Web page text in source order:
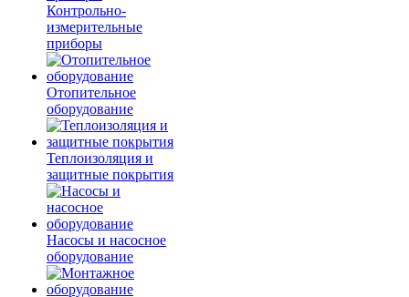
Контрольно-
измерительные
приборы
Отопительное
оборудование
Теплоизоляция и
защитные покрытия
Насосы и насосное
оборудование